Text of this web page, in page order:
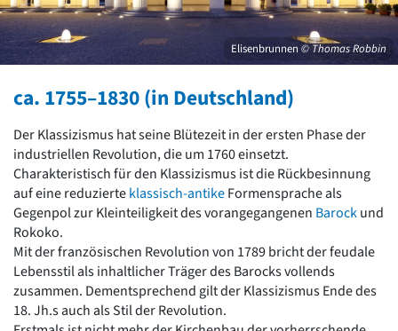
David Chipperfield
Harald Deilmann
Gottfried Böhm
Schneider von Esleben
Auszeichnung vorbildlicher Bauten NRW 2020
Big Beautiful Buildings (Großbauten der Nachkriegszeit)
Epochen
Gesamtübersicht...
Gegenwart
Postmoderne
1950er-70er Jahre
Moderne
Reformarchitektur
Jugendstil
Historismus
Elisenbrunnen © Thomas Robbin
ca. 1755–1830 (in Deutschland)
Der Klassizismus hat seine Blütezeit in der ersten Phase der
industriellen Revolution, die um 1760 einsetzt.
Charakteristisch für den Klassizismus ist die Rückbesinnung
auf eine reduzierteklassisch-antikeFormensprache als
Gegenpol zur Kleinteiligkeit des vorangegangenen Barockund
Rokoko.
Mit der französischen Revolution von 1789 bricht der feudale
Lebensstil als inhaltlicher Träger des Barocks vollends
zusammen. Dementsprechend gilt der Klassizismus Ende des
18. Jh.s auch als Stil der Revolution.